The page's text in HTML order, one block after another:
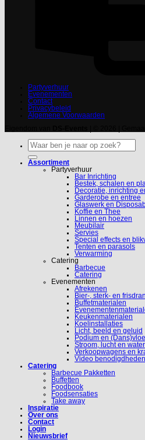
Partyverhuur
Evenementen
Contact
Privacybeleid
Algemene Voorwaarden
Zoeken
naar:
Assortiment
Partyverhuur
Bar Inrichting
Bestek, schalen en
Decoratie, inrichting
Garderobe en entree
Glaswerk en
Koffie en Thee
Linnen en hoezen
Meubilair
Servies
Special effects en
Tenten en parasols
Verwarming
Catering
Barbecue
Catering
Evenementen
Afrekenen
Bier-, sterk- en
Buffetmaterialen
Keukenmaterialen
Koelinstallaties
Licht, beeld en geluid
Podium en
Stroom, lucht en water
Verkoopwagens en
Video benodigdheden
Catering
Barbecue Pakketten
Buffetten
Foodbook
Foodsensaties
Take away
Inspiratie
Over ons
Contact
Login
Nieuwsbrief